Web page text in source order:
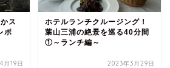
ス
ポ
月19日
ホテルランチクルージング！
葉山三浦の絶景を巡る40分間
①～ランチ編～
2023年3月29日